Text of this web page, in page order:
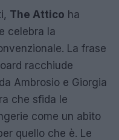
The Attico ha
celebra la
La frase
racchiude
Ambrosio e Giorgia
che sfida le
come un abito
quello che è. Le